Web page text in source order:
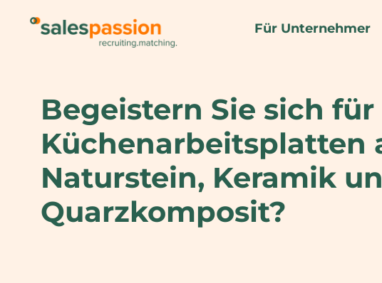
Für Unternehmer
Begeistern Sie sich für
Küchenarbeitsplatten
Naturstein, Keramik
Quarzkomposit?